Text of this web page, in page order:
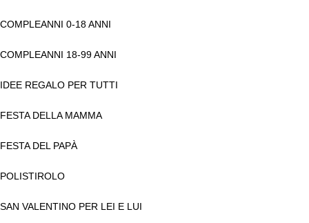
COMPLEANNI 0-18 ANNI
COMPLEANNI 18-99 ANNI
IDEE REGALO PER TUTTI
FESTA DELLA MAMMA
FESTA DEL PAPÀ
POLISTIROLO
SAN VALENTINO PER LEI E LUI